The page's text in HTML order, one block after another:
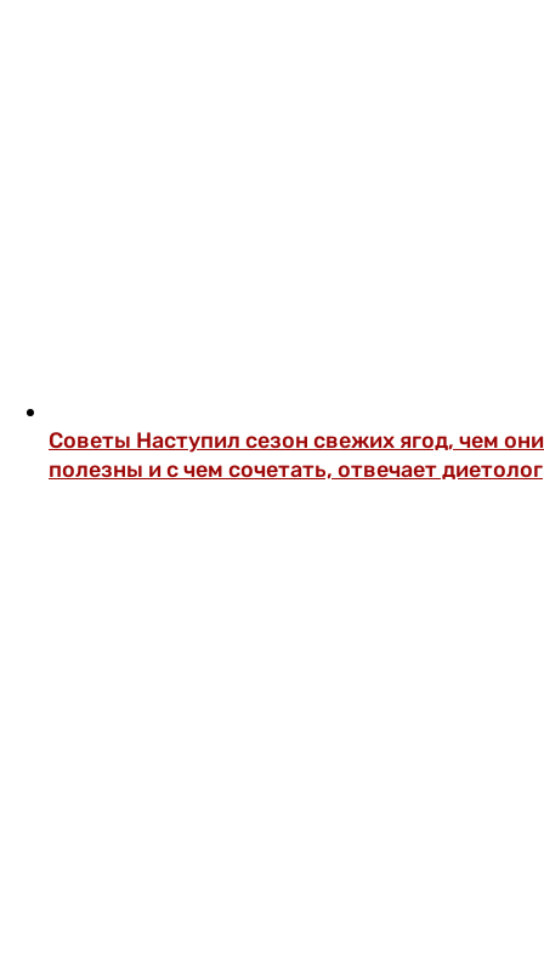
Советы Наступил сезон свежих ягод, чем они
полезны и с чем сочетать, отвечает диетолог